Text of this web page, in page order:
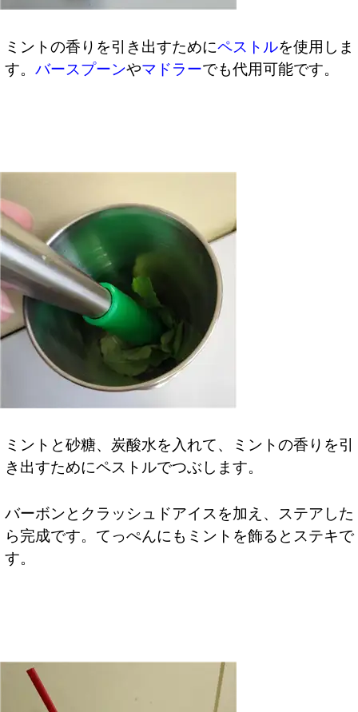
ミントの香りを引き出すためにペストルを使用しま
す。 バースプーンやマドラーでも代用可能です。
ミントと砂糖、炭酸水を入れて、ミントの香りを引
き出すためにペストルでつぶします。
バーボンとクラッシュドアイスを加え、ステアした
ら完成です。てっぺんにもミントを飾るとステキで
す。